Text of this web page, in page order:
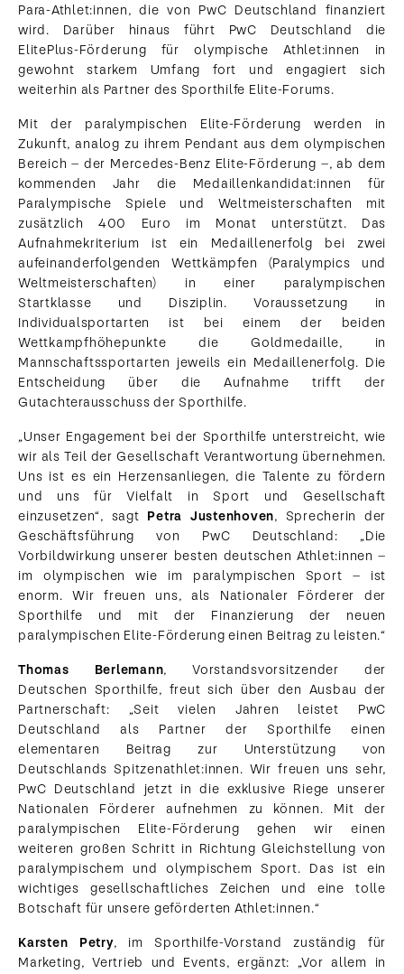
Para-Athlet:innen, die von PwC ​Deutschland ​finanziert
wird. Darüber hinaus führt PwC ​Deutschland ​die
ElitePlus-Förderung für olympische Athlet:innen in
gewohnt starkem Umfang fort und engagiert sich
weiterhin als Partner des Sporthilfe Elite-Forums.
Mit der paralympischen Elite-Förderung werden in
Zukunft, analog zu ihrem Pendant aus dem olympischen
Bereich – der Mercedes-Benz Elite-Förderung –, ab dem
kommenden Jahr die Medaillenkandidat:innen für
Paralympische Spiele und Weltmeisterschaften mit
zusätzlich 400 Euro im Monat unterstützt. Das
Aufnahmekriterium ist ein Medaillenerfolg bei zwei
aufeinanderfolgenden Wettkämpfen (Paralympics und
Weltmeisterschaften) in einer paralympischen
Startklasse und Disziplin. Voraussetzung in
Individualsportarten ist bei einem der beiden
Wettkampfhöhepunkte die Goldmedaille, in
Mannschaftssportarten jeweils ein Medaillenerfolg. Die
Entscheidung über die Aufnahme trifft der
Gutachterausschuss der Sporthilfe.
„Unser Engagement bei der Sporthilfe unterstreicht, wie
wir als Teil der Gesellschaft Verantwortung übernehmen.
Uns ist es ein Herzensanliegen, die Talente zu fördern
und uns für Vielfalt in Sport und Gesellschaft
einzusetzen“, sagt Petra Justenhoven, Sprecherin der
Geschäftsführung von PwC Deutschland: „Die
Vorbildwirkung unserer besten deutschen Athlet:innen –
im olympischen wie im paralympischen Sport – ist
enorm. Wir freuen uns, als Nationaler Förderer der
Sporthilfe und mit der Finanzierung der neuen
paralympischen Elite-Förderung einen Beitrag zu leisten.“​
Thomas Berlemann, Vorstandsvorsitzender der
Deutschen Sporthilfe, freut sich über den Ausbau der
Partnerschaft: „Seit vielen Jahren leistet PwC​
Deutschland​ als Partner der Sporthilfe einen
elementaren Beitrag zur Unterstützung von
Deutschlands Spitzenathlet:innen. Wir freuen uns sehr,
PwC​ Deutschland​ jetzt in die exklusive Riege unserer
Nationalen Förderer aufnehmen zu können. Mit der
paralympischen Elite-Förderung gehen wir einen
weiteren großen Schritt in Richtung Gleichstellung von
paralympischem und olympischem Sport. Das ist ein
wichtiges gesellschaftliches Zeichen und eine tolle
Botschaft für unsere geförderten Athlet:innen.“
Karsten Petry, im Sporthilfe-Vorstand zuständig für
Marketing, Vertrieb und Events, ergänzt: „Vor allem in